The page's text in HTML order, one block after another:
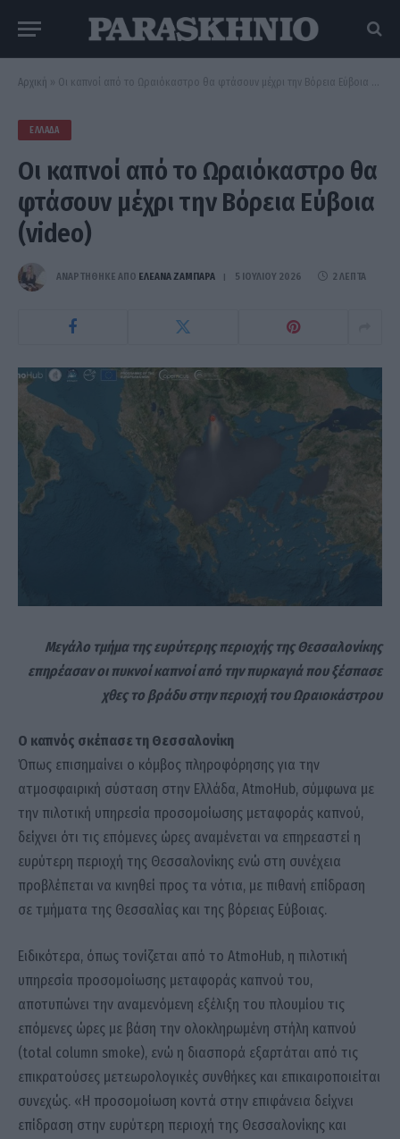
Αρχική » Oι καπνοί από το Ωραιόκαστρο θα φτάσουν μέχρι την Βόρεια Εύβοια (video)
ΕΛΛΆΔΑ
Oι καπνοί από το Ωραιόκαστρο θα
φτάσουν μέχρι την Βόρεια Εύβοια
(video)
ΑΝΑΡΤΗΘΗΚΕ ΑΠΟ ΕΛΕΑΝΑ ΖΑΜΠΑΡΑ 5 ΙΟΥΛΊΟΥ 2026 2 ΛΕΠΤΆ
Mεγάλο τμήμα της ευρύτερης περιοχής της Θεσσαλονίκης
επηρέασαν οι πυκνοί καπνοί από την πυρκαγιά που ξέσπασε
χθες το βράδυ στην περιοχή του Ωραιοκάστρου
Ο καπνός σκέπασε τη Θεσσαλονίκη
Όπως επισημαίνει ο κόμβος πληροφόρησης για την
ατμοσφαιρική σύσταση στην Ελλάδα, AtmoHub, σύμφωνα με
την πιλοτική υπηρεσία προσομοίωσης μεταφοράς καπνού,
δείχνει ότι τις επόμενες ώρες αναμένεται να επηρεαστεί η
ευρύτερη περιοχή της Θεσσαλονίκης ενώ στη συνέχεια
προβλέπεται να κινηθεί προς τα νότια, με πιθανή επίδραση
σε τμήματα της Θεσσαλίας και της βόρειας Εύβοιας.
Ειδικότερα, όπως τονίζεται από το AtmoHub, η πιλοτική
υπηρεσία προσομοίωσης μεταφοράς καπνού του,
αποτυπώνει την αναμενόμενη εξέλιξη του πλουμίου τις
επόμενες ώρες με βάση την ολοκληρωμένη στήλη καπνού
(total column smoke), ενώ η διασπορά εξαρτάται από τις
επικρατούσες μετεωρολογικές συνθήκες και επικαιροποιείται
συνεχώς. «Η προσομοίωση κοντά στην επιφάνεια δείχνει
επίδραση στην ευρύτερη περιοχή της Θεσσαλονίκης και